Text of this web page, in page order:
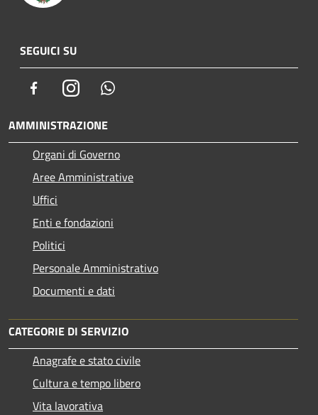
SEGUICI SU
FacebookInstagram
AMMINISTRAZIONE
Organi di Governo
Aree Amministrative
Uffici
Enti e fondazioni
Politici
Personale Amministrativo
Documenti e dati
CATEGORIE DI SERVIZIO
Anagrafe e stato civile
Cultura e tempo libero
Vita lavorativa